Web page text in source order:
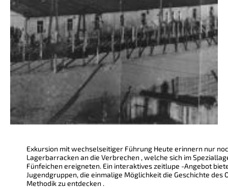
Exkursion mit wechselseitiger Führung Heute erinnern nur
Lagerbarracken an die Verbrechen , welche sich im
Fünfeichen ereigneten. Ein interaktives zeitlupe -Angebot
Jugendgruppen, die einmalige Möglichkeit die Geschichte des
Methodik zu entdecken .